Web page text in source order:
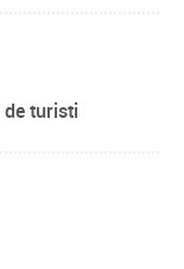
de turisti